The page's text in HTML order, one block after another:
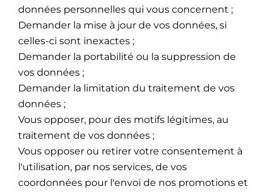
données personnelles qui vous concernent ;
Demander la mise à jour de vos données, si
celles-ci sont inexactes ;
Demander la portabilité ou la suppression de
vos données ;
Demander la limitation du traitement de vos
données ;
Vous opposer, pour des motifs légitimes, au
traitement de vos données ;
Vous opposer ou retirer votre consentement à
l'utilisation, par nos services, de vos
coordonnées pour l'envoi de nos promotions et